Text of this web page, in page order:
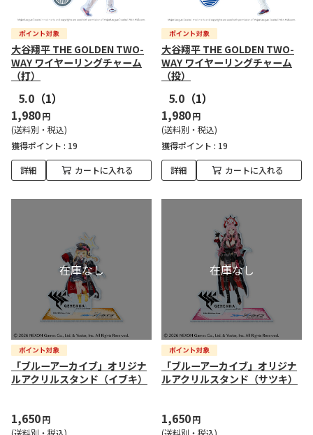
大谷翔平 THE GOLDEN TWO-
WAY ワイヤーリングチャーム
（打）
5.0 （1）
1,980円
(送料別・税込)
獲得ポイント : 19
詳細 カートに入れる
大谷翔平 THE GOLDEN TWO-
WAY ワイヤーリングチャーム
（投）
5.0 （1）
1,980円
(送料別・税込)
獲得ポイント : 19
詳細 カートに入れる
「ブルーアーカイブ」オリジナ
ルアクリルスタンド（イブキ）
1,650円
(送料別・税込)
「ブルーアーカイブ」オリジナ
ルアクリルスタンド（サツキ）
1,650円
(送料別・税込)